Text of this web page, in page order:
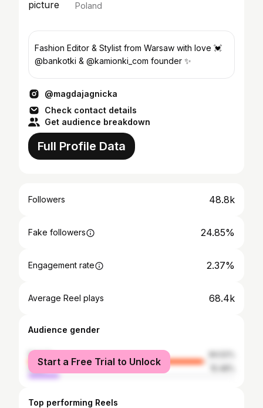
Poland
Fashion Editor & Stylist from Warsaw with love 💓
@bankotki & @kamionki_com founder ✨
@magdajagnicka
Check contact details
Get audience breakdown
Full Profile Data
Followers 48.8k
Fake followers 24.85%
Engagement rate 2.37%
Average Reel plays 68.4k
Audience gender
female
male
Start a Free Trial to Unlock
Top performing Reels